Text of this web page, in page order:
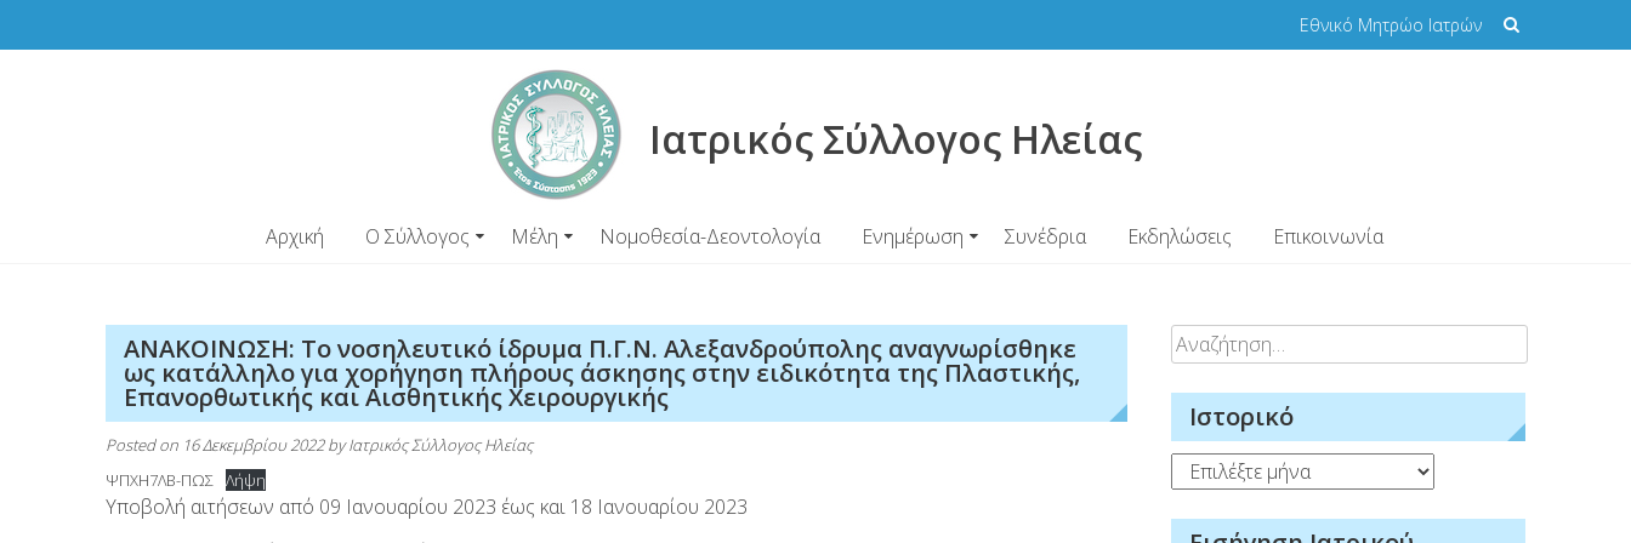
Εθνικό Μητρώο Ιατρών
Ιατρικός Σύλλογος Ηλείας
Αρχική Ο Σύλλογος Μέλη Νομοθεσία-Δεοντολογία Ενημέρωση Συνέδρια Εκδηλώσεις Επικοινωνία
ΑΝΑΚΟΙΝΩΣΗ: Το νοσηλευτικό ίδρυμα Π.Γ.Ν. Αλεξανδρούπολης αναγνωρίσθηκε
ως κατάλληλο για χορήγηση πλήρους άσκησης στην ειδικότητα της Πλαστικής,
Επανορθωτικής και Αισθητικής Χειρουργικής
Posted on 16 Δεκεμβρίου 2022byΙατρικός Σύλλογος Ηλείας
ΨΠΧΗ7ΛΒ-ΠΩΣ Λήψη
Υποβολή αιτήσεων από 09 Ιανουαρίου 2023 έως και 18 Ιανουαρίου 2023
Αναζήτηση
για:
Ιστορικό
Ιστορικό